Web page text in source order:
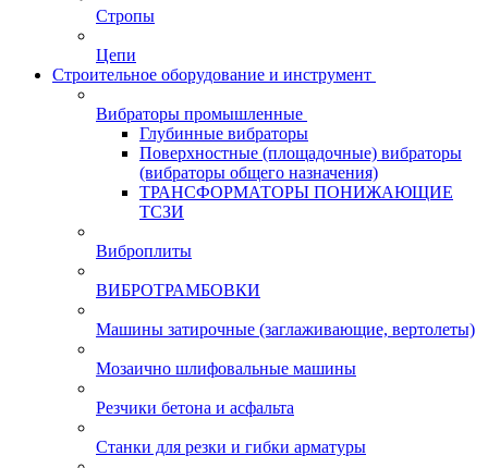
Стропы
Цепи
Строительное оборудование и инструмент
Вибраторы промышленные
Глубинные вибраторы
Поверхностные (площадочные) вибраторы
(вибраторы общего назначения)
ТРАНСФОРМАТОРЫ ПОНИЖАЮЩИЕ
ТСЗИ
Виброплиты
ВИБРОТРАМБОВКИ
Машины затирочные (заглаживающие, вертолеты)
Мозаично шлифовальные машины
Резчики бетона и асфальта
Станки для резки и гибки арматуры